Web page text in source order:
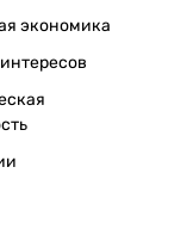
экономика